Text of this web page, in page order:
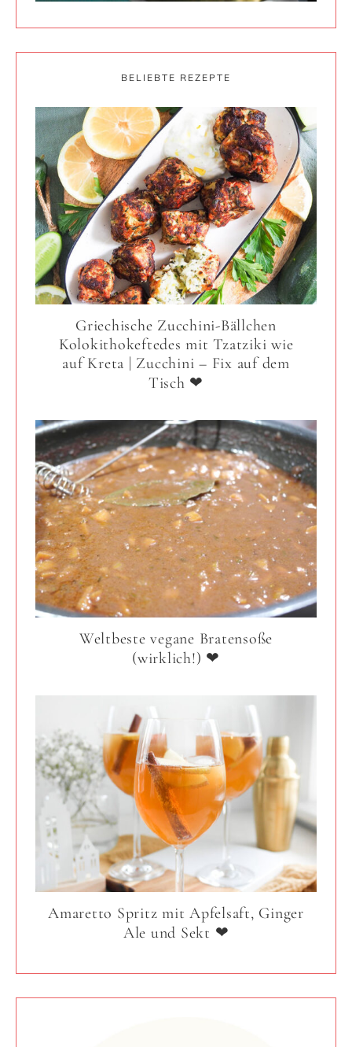
BELIEBTE REZEPTE
Griechische Zucchini-Bällchen
Kolokithokeftedes mit Tzatziki wie
auf Kreta | Zucchini – Fix auf dem
Tisch ❤
Weltbeste vegane Bratensoße
(wirklich!) ❤
Amaretto Spritz mit Apfelsaft, Ginger
Ale und Sekt ❤